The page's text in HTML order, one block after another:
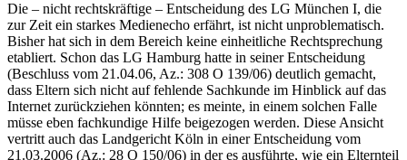
Die – nicht rechtskräftige – Entscheidung des LG München I, die
zur Zeit ein starkes Medienecho erfährt, ist nicht unproblematisch.
Bisher hat sich in dem Bereich keine einheitliche Rechtsprechung
etabliert. Schon das LG Hamburg hatte in seiner Entscheidung
(Beschluss vom 21.04.06, Az.: 308 O 139/06) deutlich gemacht,
dass Eltern sich nicht auf fehlende Sachkunde im Hinblick auf das
Internet zurückziehen könnten; es meinte, in einem solchen Falle
müsse eben fachkundige Hilfe beigezogen werden. Diese Ansicht
vertritt auch das Landgericht Köln in einer Entscheidung vom
21.03.2006 (Az.: 28 O 150/06) in der es ausführte, wie ein Elternteil